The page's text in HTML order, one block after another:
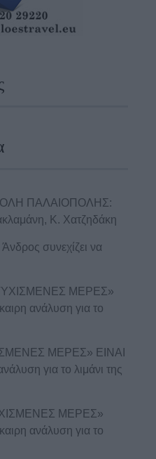
ΠΑΛΑΙΟΠΟΛΗΣ:
K. Χατζηδάκη
Άνδρος συνεχίζει να
ΜΕΡΕΣ»
ανάλυση για το
ΜΕΡΕΣ» ΕΙΝΑΙ
για το λιμάνι της
ΜΕΡΕΣ»
ανάλυση για το